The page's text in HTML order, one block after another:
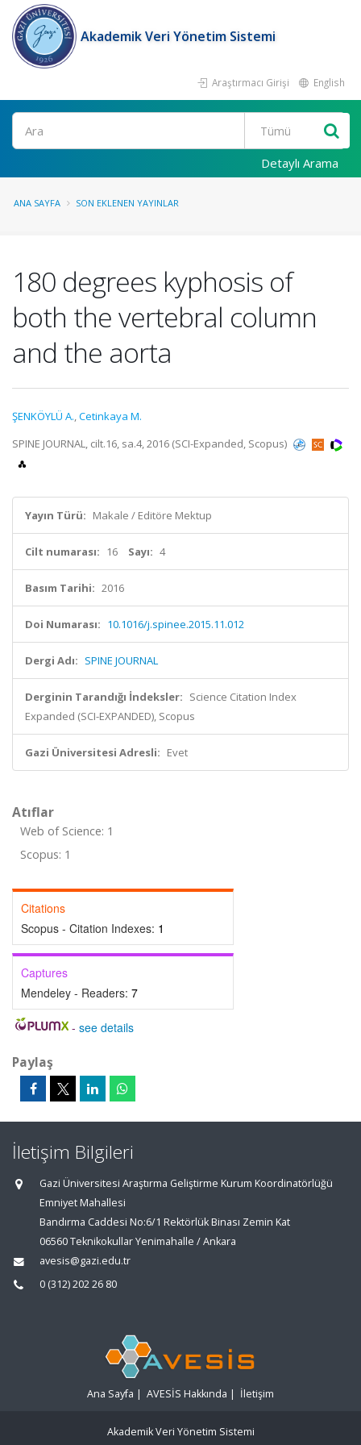
Akademik Veri Yönetim Sistemi
Araştırmacı Girişi English
Ara
Detaylı Arama
ANA SAYFA SON EKLENEN YAYINLAR
180 degrees kyphosis of
both the vertebral column
and the aorta
ŞENKÖYLÜ A.,Cetinkaya M.
SPINE JOURNAL, cilt.16, sa.4, 2016 (SCI-Expanded, Scopus)
Yayın Türü: Makale / Editöre Mektup
Cilt numarası: 16 Sayı: 4
Basım Tarihi: 2016
Doi Numarası: 10.1016/j.spinee.2015.11.012
Dergi Adı: SPINE JOURNAL
Derginin Tarandığı İndeksler: Science Citation Index
Expanded (SCI-EXPANDED), Scopus
Gazi Üniversitesi Adresli: Evet
Atıflar
Web of Science: 1
Scopus: 1
Citations
Scopus - Citation Indexes: 1
Captures
Mendeley - Readers: 7
- see details
Paylaş
İletişim Bilgileri
Gazi Üniversitesi Araştırma Geliştirme Kurum Koordinatörlüğü
Emniyet Mahallesi
Bandırma Caddesi No:6/1 Rektörlük Binası Zemin Kat
06560 Teknikokullar Yenimahalle / Ankara
avesis@gazi.edu.tr
0 (312) 202 26 80
Ana Sayfa | AVESİS Hakkında | İletişim
Akademik Veri Yönetim Sistemi